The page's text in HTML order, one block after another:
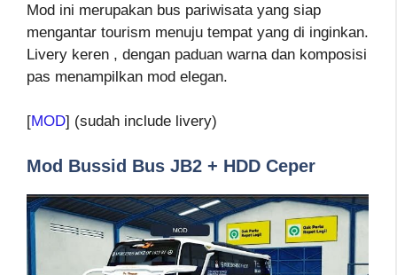
Mod ini merupakan bus pariwisata yang siap
mengantar tourism menuju tempat yang di inginkan.
Livery keren , dengan paduan warna dan komposisi
pas menampilkan mod elegan.
[MOD] (sudah include livery)
Mod Bussid Bus JB2 + HDD Ceper